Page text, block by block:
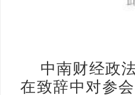
中南财经政
在致辞中对参